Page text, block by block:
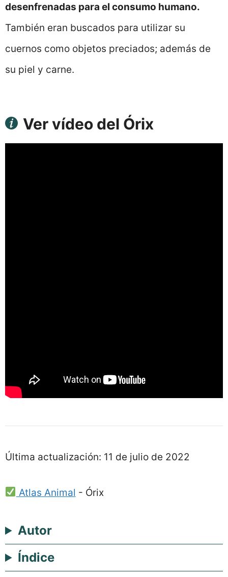
desenfrenadas para el consumo humano.
También eran buscados para utilizar su
cuernos como objetos preciados; además de
su piel y carne.
Ver vídeo del Órix
Última actualización: 11 de julio de 2022
Atlas Animal - Órix
Autor
Índice